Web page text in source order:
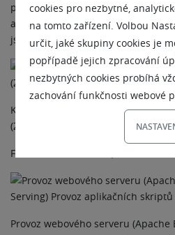
cookies pro nezbytné,
na tomto zařízení. Volbou
určit, jaké skupiny cookies je
popřípadě jejich zpracování
nezbytných cookies probíhá
zachování funkčnosti webové
při provozu základního webového
aplikací, kernel kompilaci a
jsme získali následující výsledky:
Kernel kompilace (Linux Kernel
(Zip Compression)
Foto: ZONER software, a.s.
Provoz webového serveru (Apache